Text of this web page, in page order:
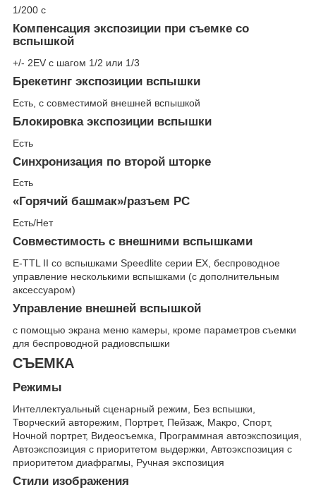
1/200 с
Компенсация экспозиции при съемке со
вспышкой
+/- 2EV с шагом 1/2 или 1/3
Брекетинг экспозиции вспышки
Есть, с совместимой внешней вспышкой
Блокировка экспозиции вспышки
Есть
Синхронизация по второй шторке
Есть
«Горячий башмак»/разъем PC
Есть/Нет
Совместимость с внешними вспышками
E-TTL II со вспышками Speedlite серии EX, беспроводное
управление несколькими вспышками (с дополнительным
аксессуаром)
Управление внешней вспышкой
с помощью экрана меню камеры, кроме параметров съемки
для беспроводной радиовспышки
СЪЕМКА
Режимы
Интеллектуальный сценарный режим, Без вспышки,
Творческий авторежим, Портрет, Пейзаж, Макро, Спорт,
Ночной портрет, Видеосъемка, Программная автоэкспозиция,
Автоэкспозиция с приоритетом выдержки, Автоэкспозиция с
приоритетом диафрагмы, Ручная экспозиция
Стили изображения